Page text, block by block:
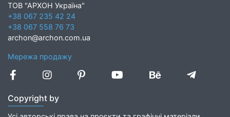
ТОВ "АРХОН Україна"
+38 067 235 42 24
+38 067 558 76 73
archon@archon.com.ua
Мережа продажу
Copyright by